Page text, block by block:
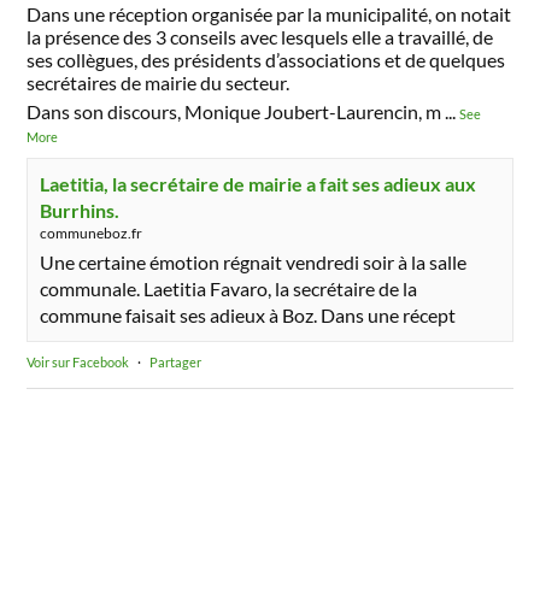
Dans une réception organisée par la municipalité, on notait
la présence des 3 conseils avec lesquels elle a travaillé, de
ses collègues, des présidents d’associations et de quelques
secrétaires de mairie du secteur.
Dans son discours, Monique Joubert-Laurencin, m
...See
More
Laetitia, la secrétaire de mairie a fait ses adieux aux
Burrhins.
communeboz.fr
Une certaine émotion régnait vendredi soir à la salle
communale. Laetitia Favaro, la secrétaire de la
commune faisait ses adieux à Boz. Dans une récept
Voir sur Facebook · Partager